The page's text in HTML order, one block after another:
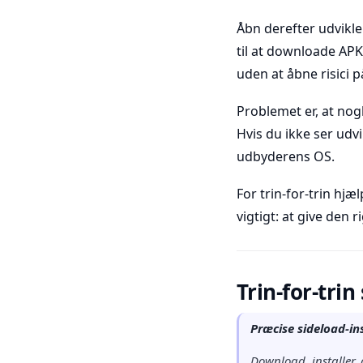
Åbn derefter
til at downloade
uden at åbne risici
Problemet er, at
Hvis du ikke ser
udbyderens OS.
For trin-for-trin
vigtigt: at give den
Trin-for-trin
Præcise sideload-